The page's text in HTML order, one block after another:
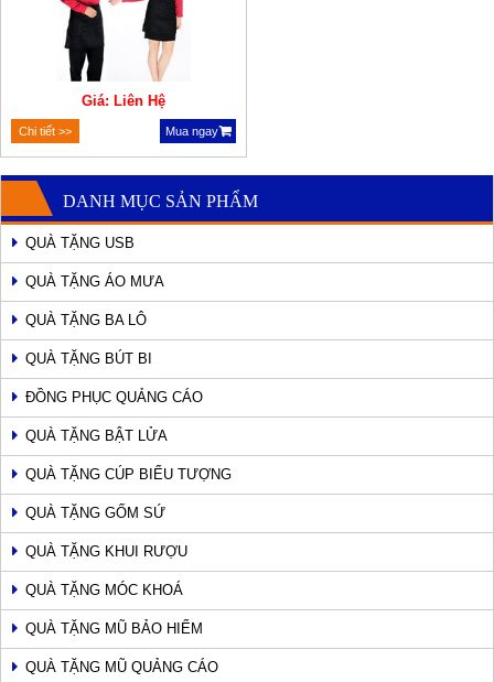
Giá: Liên Hệ
Chi tiết >> Mua ngay
DANH MỤC SẢN PHẨM
QUÀ TẶNG USB
QUÀ TẶNG ÁO MƯA
QUÀ TẶNG BA LÔ
QUÀ TẶNG BÚT BI
ĐỒNG PHỤC QUẢNG CÁO
QUÀ TẶNG BẬT LỬA
QUÀ TẶNG CÚP BIỂU TƯỢNG
QUÀ TẶNG GỐM SỨ
QUÀ TẶNG KHUI RƯỢU
QUÀ TẶNG MÓC KHOÁ
QUÀ TẶNG MŨ BẢO HIỂM
QUÀ TẶNG MŨ QUẢNG CÁO